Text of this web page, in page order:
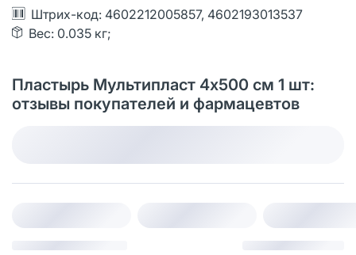
Штрих-код: 4602212005857, 4602193013537
Вес: 0.035 кг;
Пластырь Мультипласт 4х500 см 1 шт:
отзывы покупателей и фармацевтов